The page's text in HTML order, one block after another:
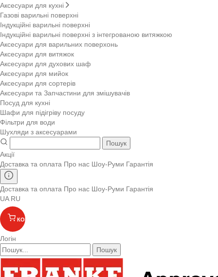
Аксесуари для кухні
Газові варильні поверхні
Індукційні варильні поверхні
Індукційні варильні поверхні з інтегрованою витяжкою
Аксесуари для варильних поверхонь
Аксесуари для витяжок
Аксесуари для духових шаф
Аксесуари для мийок
Аксесуари для сортерів
Аксесуари та Запчастини для змішувачів
Посуд для кухні
Шафи для підігріву посуду
Фільтри для води
Шухляди з аксесуарами
Пошук
Акції
Доставка та оплата Про нас Шоу-Руми Гарантія
Доставка та оплата Про нас Шоу-Руми Гарантія
UA RU
КОШИК
Логін
Пошук